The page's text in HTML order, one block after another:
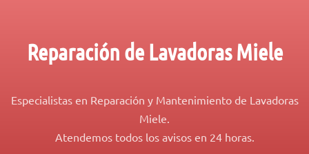
Reparación de Lavadoras Miele
Especialistas en Reparación y Mantenimiento de Lavadoras
Miele.
Atendemos todos los avisos en 24 horas.